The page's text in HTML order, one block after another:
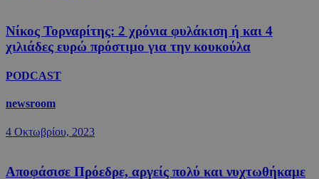
Νίκος Τορναρίτης: 2 χρόνια φυλάκιση ή και 4
χιλιάδες ευρώ πρόστιμο για την κουκούλα
PODCAST
newsroom
4 Οκτωβρίου, 2023
Αποφάσισε Πρόεδρε, αργείς πολύ και νυχτωθήκαμε